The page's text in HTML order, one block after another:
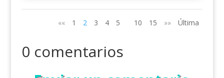
«« 1 2 3 4 5 10 15 »» Última
0 comentarios